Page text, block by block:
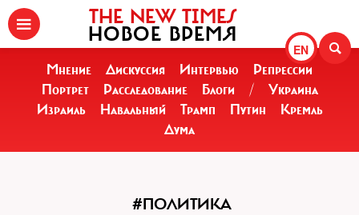
EN
THE NEW TIMES
НОВОЕ ВРЕМЯ
Мнение Дискуссия Интервью
Репрессии
Портрет
Расследование Блоги /
Украина
Израиль
Навальный Трамп Путин
Кремль
Дума
#ПОЛИТИКА